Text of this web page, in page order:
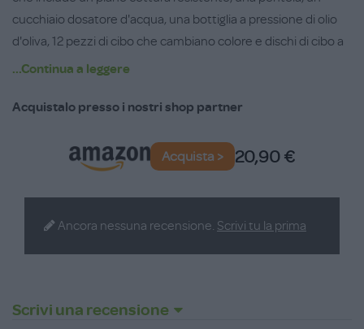
cucchiaio dosatore d'acqua, una bottiglia a pressione di olio
d'oliva, 12 pezzi di cibo che cambiano colore e dischi di cibo a
doppia faccia per un'esperienza di gioco completa.
chef e buongustai, che si divertiranno con questo gioco
sporca e sviluppa competenze pratiche: i bambini possono
fantasia mentre preparano la cena.
I piccoli chef possono fingere di cuocere a fuoco lento funghi,
...Continua a leggere
Acquistalo presso i nostri shop partner
Acquista > 20,90 €
Ancora nessuna recensione. Scrivi tu la prima
Scrivi una recensione